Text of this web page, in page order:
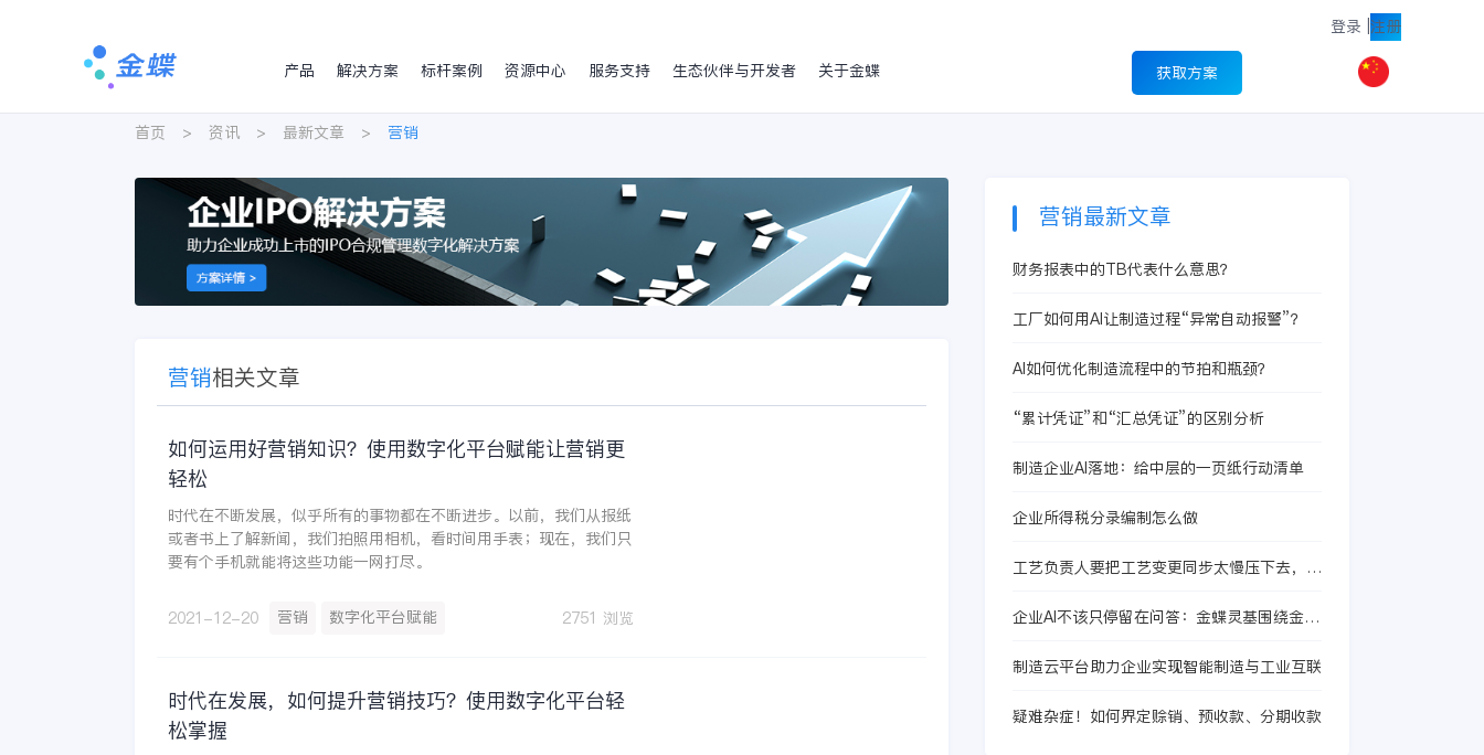
登录 注册
产品
解决方案 标杆案例 资源中心 服务支持 生态伙伴与开发者 关于金蝶 获取方案
首页 > 资讯 > 最新文章 > 营销
营销相关文章
如何运用好营销知识？使用数字化平台赋能让营销更
轻松
时代在不断发展，似乎所有的事物都在不断进步。以前，我们从报纸
或者书上了解新闻，我们拍照用相机，看时间用手表；现在，我们只
要有个手机就能将这些功能一网打尽。
2021-12-20 营销 数字化平台赋能 2751 浏览
时代在发展，如何提升营销技巧？使用数字化平台轻
松掌握
营销最新文章
财务报表中的TB代表什么意思？
工厂如何用AI让制造过程“异常自动报警”？
AI如何优化制造流程中的节拍和瓶颈？
“累计凭证”和“汇总凭证”的区别分析
制造企业AI落地：给中层的一页纸行动清单
企业所得税分录编制怎么做
工艺负责人要把工艺变更同步太慢压下去，装
企业AI不该只停留在问答：金蝶灵基围绕金蝶
制造云平台助力企业实现智能制造与工业互联
疑难杂症！如何界定赊销、预收款、分期收款